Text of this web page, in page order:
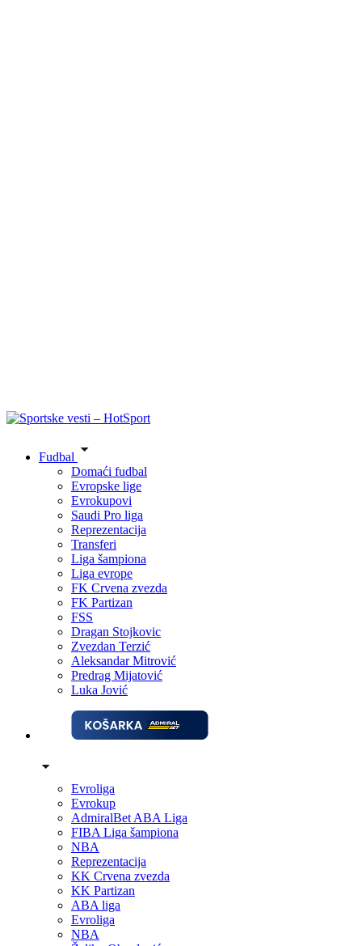
Fudbal
Domaći fudbal
Evropske lige
Evrokupovi
Saudi Pro liga
Reprezentacija
Transferi
Liga šampiona
Liga evrope
FK Crvena zvezda
FK Partizan
FSS
Dragan Stojkovic
Zvezdan Terzić
Aleksandar Mitrović
Predrag Mijatović
Luka Jović
Evroliga
Evrokup
AdmiralBet ABA Liga
FIBA Liga šampiona
NBA
Reprezentacija
KK Crvena zvezda
KK Partizan
ABA liga
Evroliga
NBA